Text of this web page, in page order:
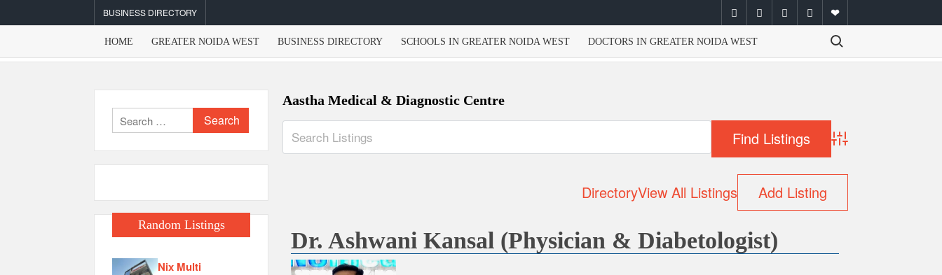
to
BUSINESS DIRECTORY facebooktwitterinstagram
youtubeemail
HOME GREATER NOIDA WEST BUSINESS DIRECTORY SCHOOLS IN GREATER NOIDA WEST DOCTORS IN GREATER NOIDA WEST Search for:
Aastha Medical & Diagnostic Centre
Advanced Search
DirectoryView All Listings Add Listing
Dr. Ashwani Kansal (Physician & Diabetologist)
Search
for:
Random Listings
Nix Multi